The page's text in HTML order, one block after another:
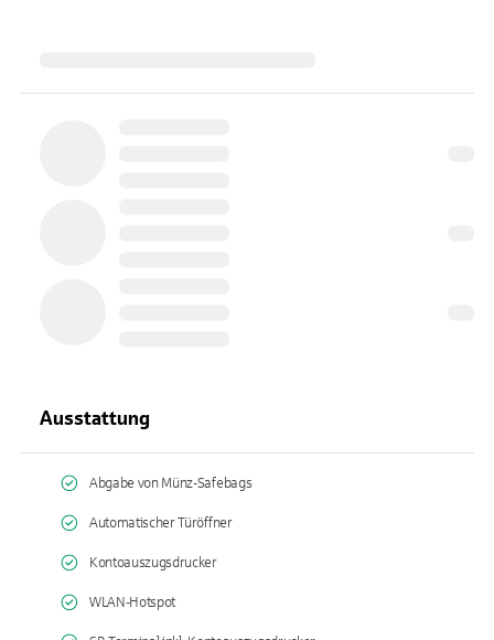
Ausstattung
Abgabe von Münz-Safebags
Automatischer Türöffner
Kontoauszugsdrucker
WLAN-Hotspot